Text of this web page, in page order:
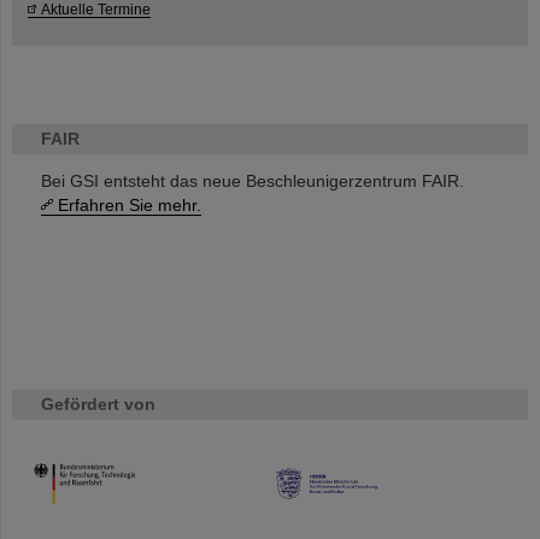
FAIR
Bei GSI entsteht das neue Beschleunigerzentrum FAIR.
Erfahren Sie mehr.
Gefördert von
HMWK
Aktuelle Termine